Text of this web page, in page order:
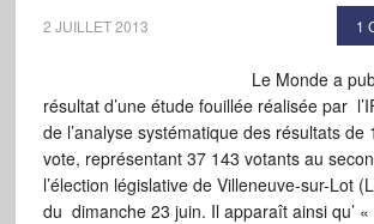
2 JUILLET 2013 1
Le Monde a
résultat d’une étude fouillée réalisée par
de l’analyse systématique des résultats de
vote, représentant 37 143 votants au
l’élection législative de Villeneuve-sur-Lot
du dimanche 23 juin. Il apparaît ainsi qu’